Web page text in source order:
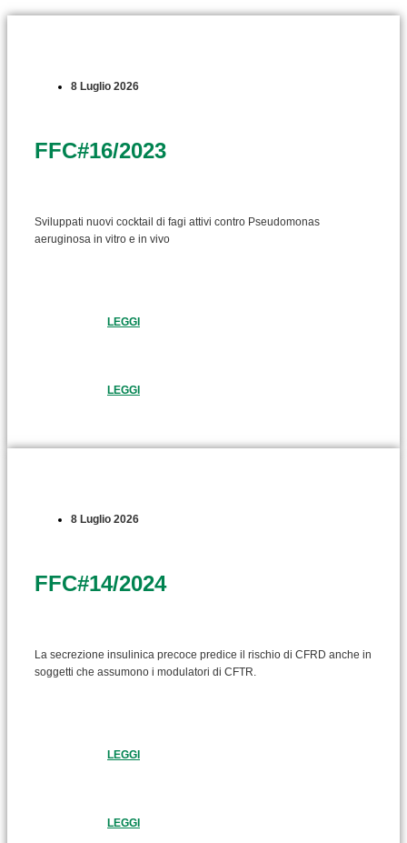
8 Luglio 2026
FFC#16/2023
Sviluppati nuovi cocktail di fagi attivi contro Pseudomonas
aeruginosa in vitro e in vivo
LEGGI
LEGGI
8 Luglio 2026
FFC#14/2024
La secrezione insulinica precoce predice il rischio di CFRD anche in
soggetti che assumono i modulatori di CFTR.
LEGGI
LEGGI